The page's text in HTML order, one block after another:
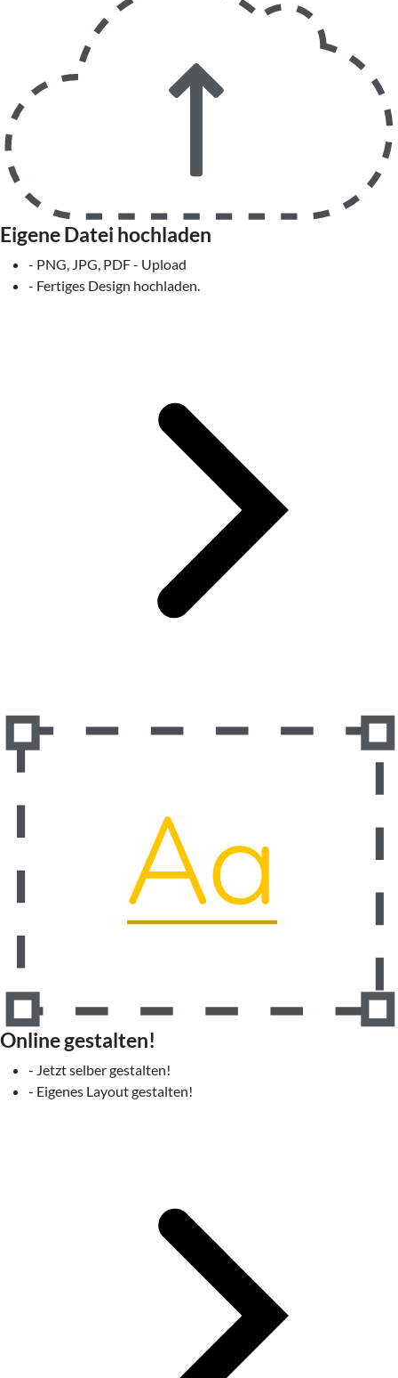
Eigene Datei hochladen
- PNG, JPG, PDF - Upload
- Fertiges Design hochladen.
Online gestalten!
- Jetzt selber gestalten!
- Eigenes Layout gestalten!